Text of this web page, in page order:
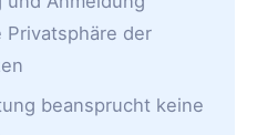
der
beansprucht keine